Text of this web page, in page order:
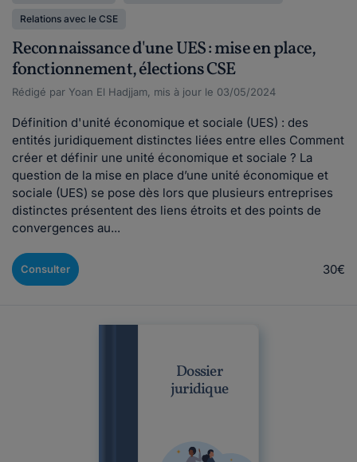
Relations avec le CSE
Reconnaissance d'une UES : mise en place,
fonctionnement, élections CSE
Rédigé par Yoan El Hadjjam, mis à jour le 03/05/2024
Définition d'unité économique et sociale (UES) : des
entités juridiquement distinctes liées entre elles Comment
créer et définir une unité économique et sociale ? La
question de la mise en place d’une unité économique et
sociale (UES) se pose dès lors que plusieurs entreprises
distinctes présentent des liens étroits et des points de
convergences au...
Consulter 30€
Dossier
juridique